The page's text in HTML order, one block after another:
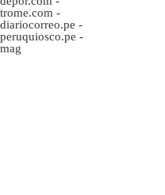
trome.com -
diariocorreo.pe -
peruquiosco.pe -
mag